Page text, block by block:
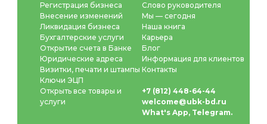
Регистрация бизнеса
Внесение изменений
Ликвидация бизнеса
Бухгалтерские услуги
Открытие счета в Банке
Юридические адреса
Визитки, печати и штампы
Ключи ЭЦП
Открыть все товары и
услуги
Слово руководителя
Мы — сегодня
Наша книга
Карьера
Блог
Информация для клиентов
Контакты
+7 (812) 448-64-44
welcome@ubk-bd.ru
What's App, Telegram.